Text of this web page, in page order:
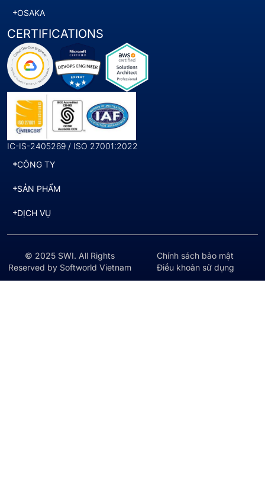
OSAKA
CERTIFICATIONS
IC-IS-2405269 / ISO 27001:2022
CÔNG TY
SẢN PHẨM
DỊCH VỤ
© 2025 SWI. All Rights
Reserved by Softworld Vietnam
Chính sách bảo mật
Điều khoản sử dụng